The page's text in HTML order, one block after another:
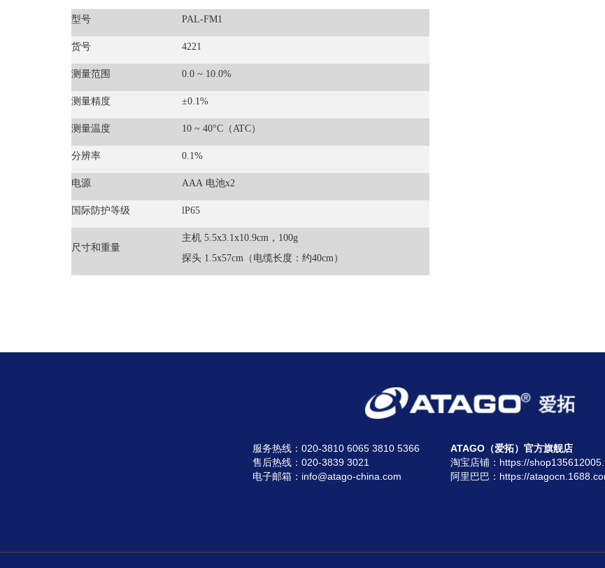
型号 PAL-FM1
货号 4221
测量范围 0.0 ~ 10.0%
测量精度 ±0.1%
测量温度 10 ~ 40°C（ATC）
分辨率 0.1%
电源 AAA 电池x2
国际防护等级 lP65
尺寸和重量
主机 5.5x3.1x10.9cm，100g
探头 1.5x57cm（电缆长度：约40cm）
服务热线：020-3810 6065 3810 5366
售后热线：020-3839 3021
电子邮箱：info@atago-china.com
ATAGO（爱拓）官方旗舰店
淘宝店铺： https://
阿里巴巴： https://